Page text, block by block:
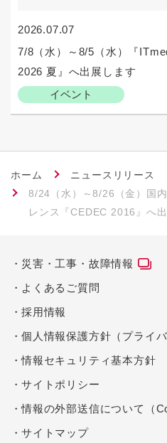
2026.07.07
イベント
7/8（水）～8/5（水）『
2026 夏』へ出展します
ホーム ニュースリリース
8/24（水）～8/26（金）国
レンス『CEDEC 2016』へ出
災害・工事・故障情報
よくあるご質問
採用情報
個人情報保護方針（プライバ
情報セキュリティ基本方針
サイトポリシー
情報の外部送信について（
サイトマップ